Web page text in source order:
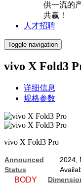
供一流的
共赢！
人才招聘
Toggle navigation
vivo X Fold3
详细信息
规格参数
vivo X Fold3 Pro
Announced
2024,
Status
BODY